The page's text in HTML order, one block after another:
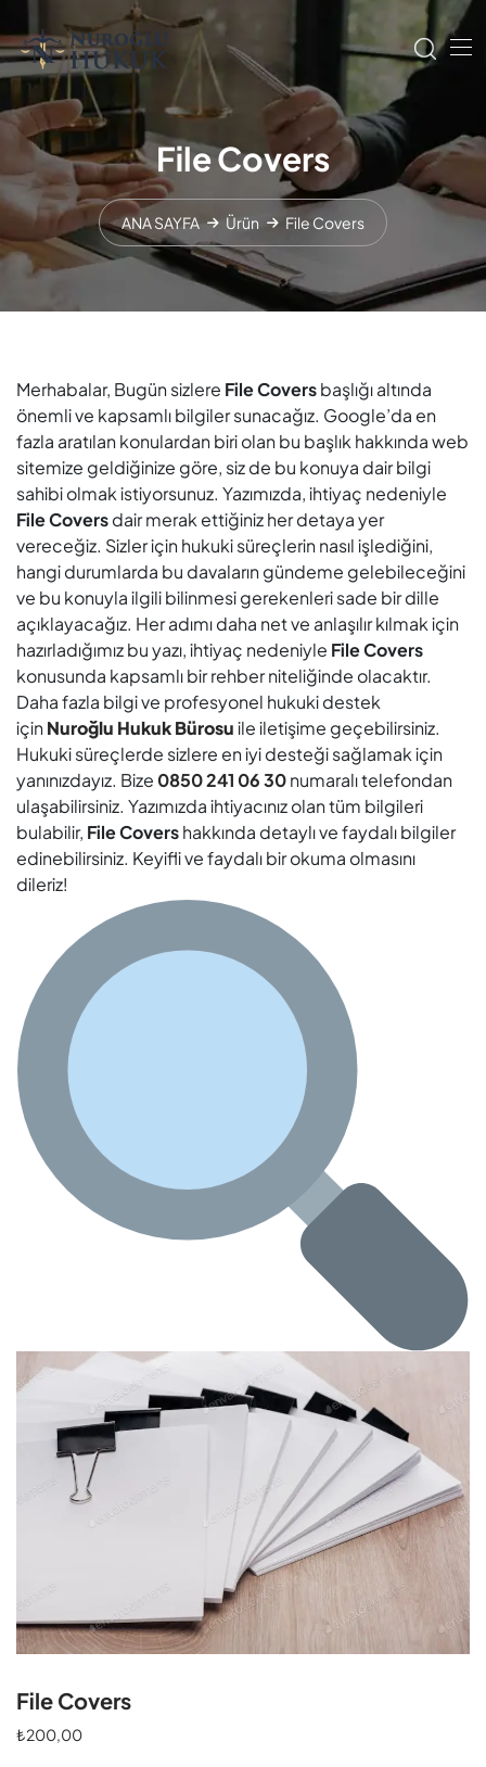
File Covers
ANA SAYFA Ürün File Covers
Merhabalar, Bugün sizlere File Coversbaşlığı altında
önemli ve kapsamlı bilgiler sunacağız. Google’da en
fazla aratılan konulardan biri olan bu başlık hakkında web
sitemize geldiğinize göre, siz de bu konuya dair bilgi
sahibi olmak istiyorsunuz. Yazımızda, ihtiyaç nedeniyle
File Coversdair merak ettiğiniz her detaya yer
vereceğiz. Sizler için hukuki süreçlerin nasıl işlediğini,
hangi durumlarda bu davaların gündeme gelebileceğini
ve bu konuyla ilgili bilinmesi gerekenleri sade bir dille
açıklayacağız. Her adımı daha net ve anlaşılır kılmak için
hazırladığımız bu yazı, ihtiyaç nedeniyle File Covers
konusunda kapsamlı bir rehber niteliğinde olacaktır.
Daha fazla bilgi ve profesyonel hukuki destek
içinNuroğlu Hukuk Bürosuile iletişime geçebilirsiniz.
Hukuki süreçlerde sizlere en iyi desteği sağlamak için
yanınızdayız. Bize 0850 241 06 30numaralı telefondan
ulaşabilirsiniz. Yazımızda ihtiyacınız olan tüm bilgileri
bulabilir, File Covershakkında detaylı ve faydalı bilgiler
edinebilirsiniz. Keyifli ve faydalı bir okuma olmasını
dileriz!
File Covers
₺200,00